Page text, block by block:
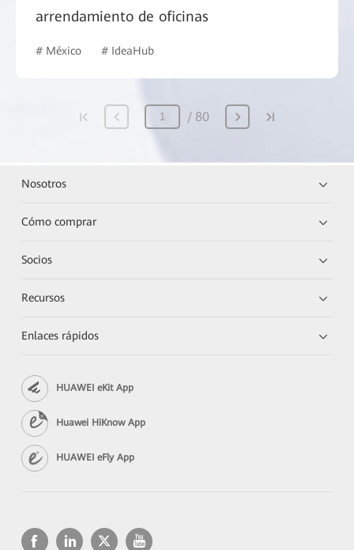
arrendamiento de oficinas
# México # IdeaHub
80
Nosotros
Cómo comprar
Socios
Recursos
Enlaces rápidos
HUAWEI eKit App
Huawei HiKnow App
HUAWEI eFly App